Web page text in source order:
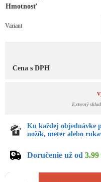
Hmotnosť
Variant
Cena s DPH
Externý
Ku každej objednávke
nožík, meter alebo
Doručenie už od 3.99